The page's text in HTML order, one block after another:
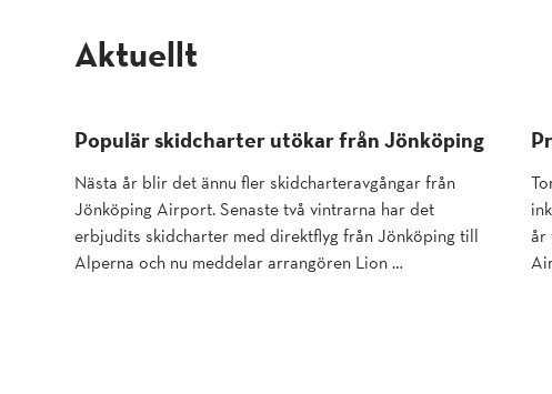
aktuellt
Populär skidcharter utökar från Jönköping
Nästa år blir det ännu fler skidcharteravgångar från
Jönköping Airport. Senaste två vintrarna har det
erbjudits skidcharter med direktflyg från Jönköping till
Alperna och nu meddelar arrangören Lion …
år